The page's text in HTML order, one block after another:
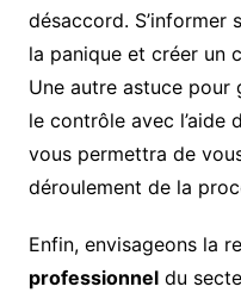
désaccord. S’informer
la panique et créer un
Une autre astuce pour
le contrôle avec l’aide
vous permettra de
déroulement de la
Enfin, envisageons la
professionneldu